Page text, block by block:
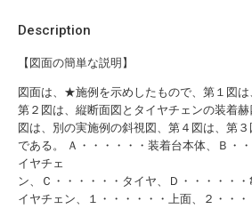
Description
【図面の簡単な説明】
図面は、★施例を示めしたもので、第１図は
第２図は、縦断面図とタイヤチェンの装着赫
図は、別の実施例の斜視図、第４図は、第３
である。 Ａ・・・・・・装着台本体、Ｂ・
イヤチェ
ン、Ｃ・・・・・・タイヤ、Ｄ・・・・・・
イヤチェン、１・・・・・・上面、２・・・